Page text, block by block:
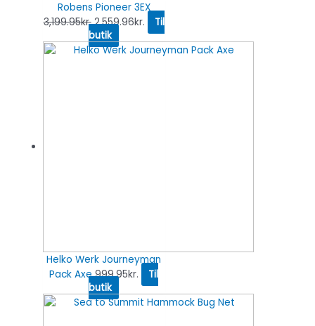
Robens Pioneer 3EX
3,199.95kr. 2,559.96kr.
Til
butik
Helko Werk Journeyman
Pack Axe 999.95kr.
Til
butik